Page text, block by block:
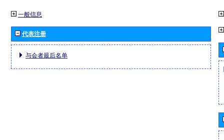
一般信息
代表注册
与会者最后名单